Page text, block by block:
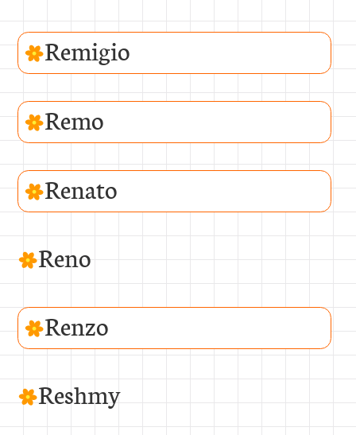
Remigio
Remo
Renato
Reno
Renzo
Reshmy